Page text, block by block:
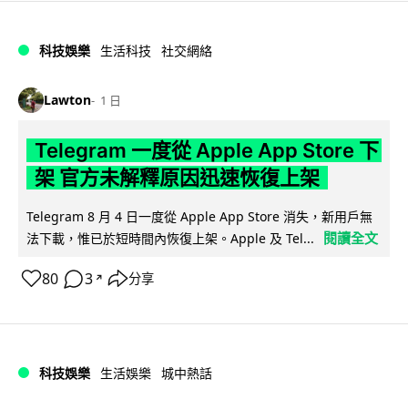
科技娛樂 生活科技 社交網絡
Lawton 1 日
Telegram 一度從 Apple App Store 下
架 官方未解釋原因迅速恢復上架
Telegram 8 月 4 日一度從 Apple App Store 消失，新用戶無
法下載，惟已於短時間內恢復上架。Apple 及 Tel...
閱讀全文
80 3 ↗ 分享
科技娛樂 生活娛樂 城中熱話